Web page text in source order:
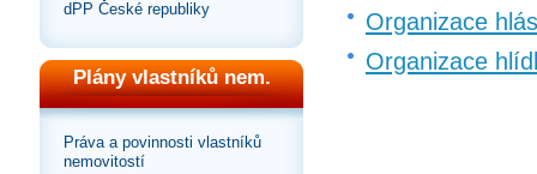
dPP České republiky
Plány vlastníků nem.
Práva a povinnosti vlastníků
nemovitostí
Organizace
Organizace